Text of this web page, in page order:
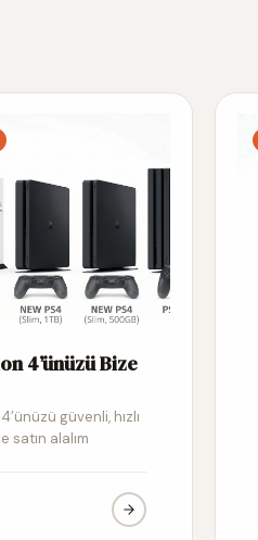
4’ünüzü Bize
güvenli, hızlı
satın alalım